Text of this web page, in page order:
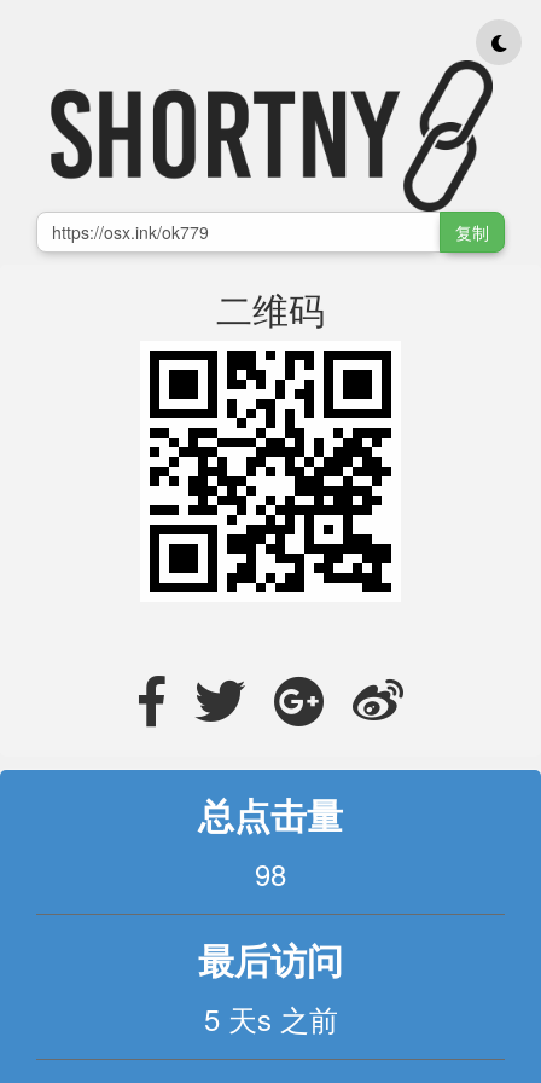
复制
二维码
总点击量
98
最后访问
5 天s 之前